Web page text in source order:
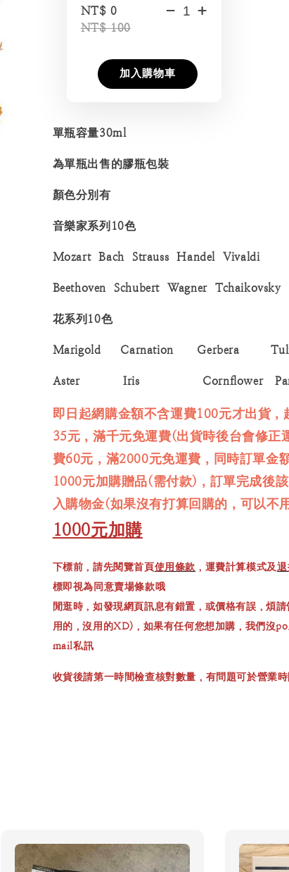
NT$ 0
NT$ 100
- +
加入購物車
單瓶容量30ml
為單瓶出售的膠瓶包裝
顏色分別有
音樂家系列10色
Mozart Bach Strauss Handel Vivaldi
Beethoven Schubert Wagner Tchaikovsky
花系列10色
Marigold Carnation Gerbera
Aster Iris Cornflower Pansy
即日起網購金額不含運費100元才出貨，
35元，滿千元免運費(出貨時後台會修正
費60元，滿2000元免運費，同時訂單金
1000元加購贈品(需付款)，訂單完成後
入購物金(如果沒有打算回購的，可以不
1000元加購
下標前，請先閱覽首頁使用條款 ，運費計算模式及退
標即視為同意賣場條款哦
閒逛時，如發現網頁訊息有錯置，或價格有誤，煩
用的，沒用的XD)，如果有任何您想加購，我們沒
mail私訊
收貨後請第一時間檢查核對數量，有問題可於營業